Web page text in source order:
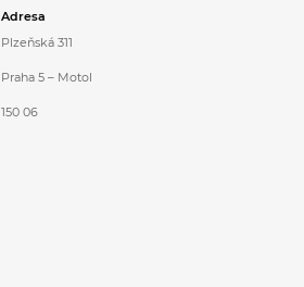
Adresa
Plzeňská 311
Praha 5 – Motol
150 06